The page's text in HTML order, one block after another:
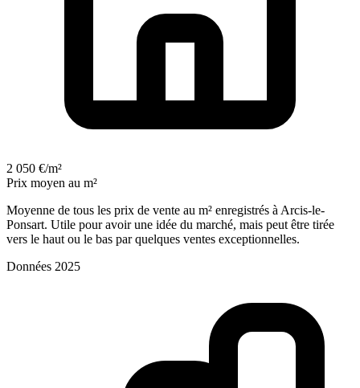
2 050 €/m²
Prix moyen au m²
Moyenne de tous les prix de vente au m² enregistrés à Arcis-le-
Ponsart. Utile pour avoir une idée du marché, mais peut être tirée
vers le haut ou le bas par quelques ventes exceptionnelles.
Données 2025